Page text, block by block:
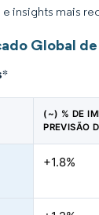
insights mais
Global
*
(~) % DE
PREVISÃO
+1.8%